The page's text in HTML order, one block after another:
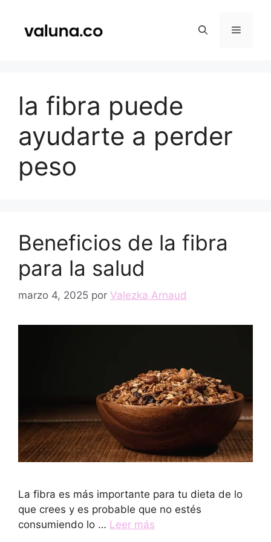
contenido
Menú
la fibra puede
ayudarte a perder
peso
Beneficios de la fibra
para la salud
marzo 4, 2025 por Valezka Arnaud
La fibra es más importante para tu dieta de lo
que crees y es probable que no estés
consumiendo lo … Leer más